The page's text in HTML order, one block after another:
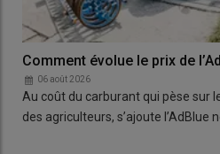
Comment évolue le prix de
06 août 2026
Au coût du carburant qui pèse sur
des agriculteurs, s’ajoute l’AdBlue